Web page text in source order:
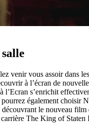
venir vous assoir dans
à l’écran de
l’Ecran s’enrichit
également choisir
découvrant le nouveau
The King of Staten